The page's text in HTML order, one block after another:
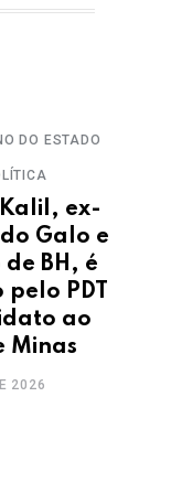
DO ESTADO
ex-
Galo e
BH, é
PDT
ao
Minas
2026